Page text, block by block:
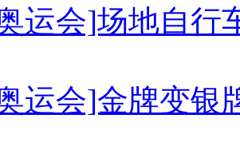
运会]场地自行
运会]金牌变银